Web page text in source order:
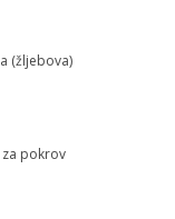
(žljebova)
pokrov